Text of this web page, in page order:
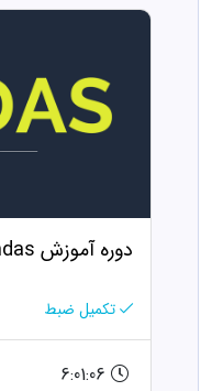
دوره آموزش pandas در پایتون
تکمیل ضبط